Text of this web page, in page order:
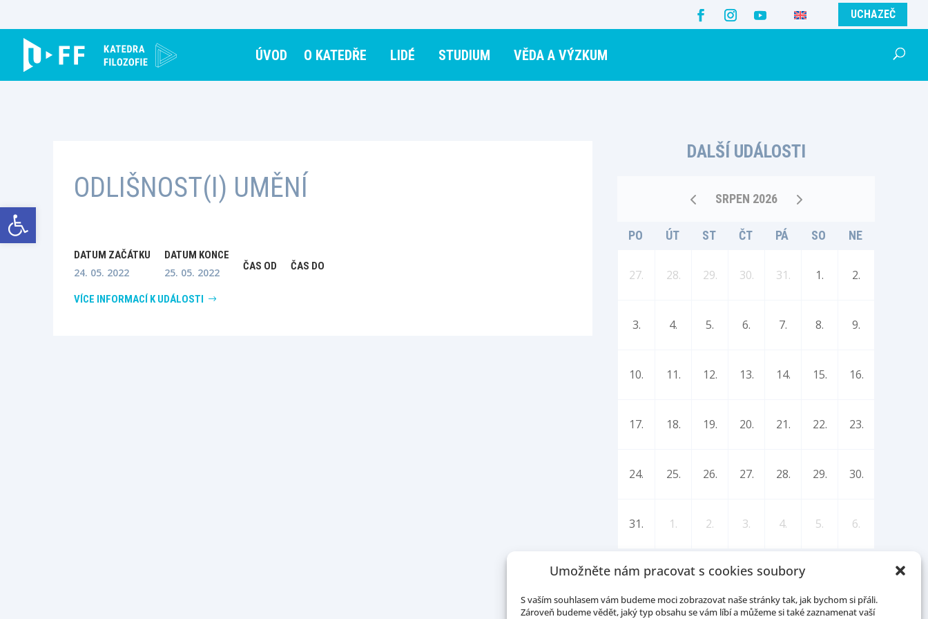
Open toolbar
content
Umožněte nám pracovat s cookies soubory
S vaším souhlasem vám budeme moci zobrazovat naše stránky tak, jak bychom si přáli.
Zároveň budeme vědět, jaký typ obsahu se vám líbí a můžeme si také zaznamenat vaší
UCHAZEČ
ÚVOD O KATEDŘE LIDÉ STUDIUM VĚDA A VÝZKUM
ODLIŠNOST(I) UMĚNÍ
DATUM ZAČÁTKU
24. 05. 2022
DATUM KONCE
25. 05. 2022 ČAS OD ČAS DO
VÍCE INFORMACÍ K UDÁLOSTI
DALŠÍ UDÁLOSTI
SRPEN 2026
PO ÚT ST ČT PÁ SO NE
27. 28. 29. 30. 31. 1. 2.
3. 4. 5. 6. 7. 8. 9.
10. 11. 12. 13. 14. 15. 16.
17. 18. 19. 20. 21. 22. 23.
24. 25. 26. 27. 28. 29. 30.
31. 1. 2. 3. 4. 5. 6.